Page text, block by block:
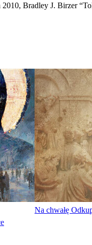
Bradley J. Birzer
Na chwałę